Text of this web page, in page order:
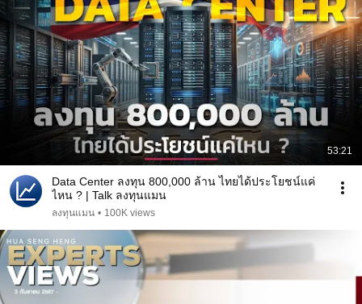
53:21
Data Center ลงทุน 800,000 ล้าน ไทยได้ประโยชน์แค่
ไหน ? | Talk ลงทุนแมน
ลงทุนแมน • 100K views